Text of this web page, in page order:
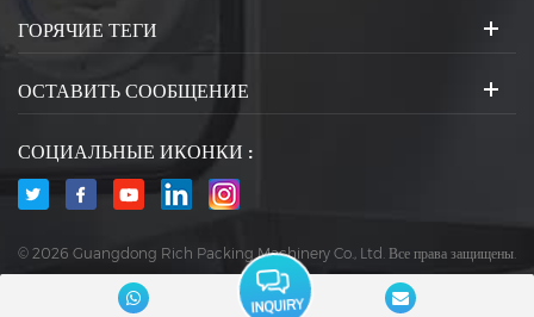
ГОРЯЧИЕ ТЕГИ
ОСТАВИТЬ СООБЩЕНИЕ
СОЦИАЛЬНЫЕ ИКОНКИ :
© 2026 Guangdong Rich Packing Machinery Co., Ltd. Все права защищены.
Карта сайта
политика конфиденциальности